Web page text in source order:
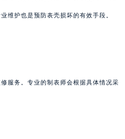
维护也是预防表壳损坏的有效手段。
服务。专业的制表师会根据具体情况采